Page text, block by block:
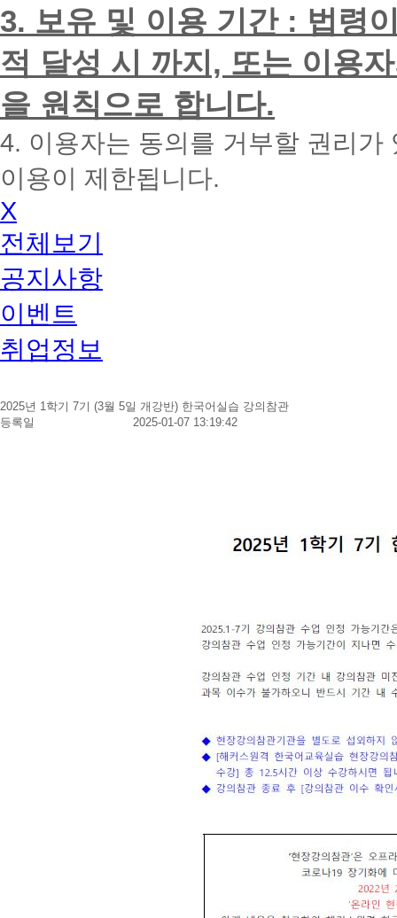
리
겠
습
니
다.
3. 보유 및 이용 기간 : 법령
적 달성 시 까지, 또는 이용
을 원칙으로 합니다.
4. 이용자는 동의를 거부할 권리
이용이 제한됩니다.
X
전체보기
공지사항
이벤트
취업정보
2025년 1학기 7기 (3월 5일 개강반) 한국어실습 강의참관
등록일
2025-01-07 13:19:42